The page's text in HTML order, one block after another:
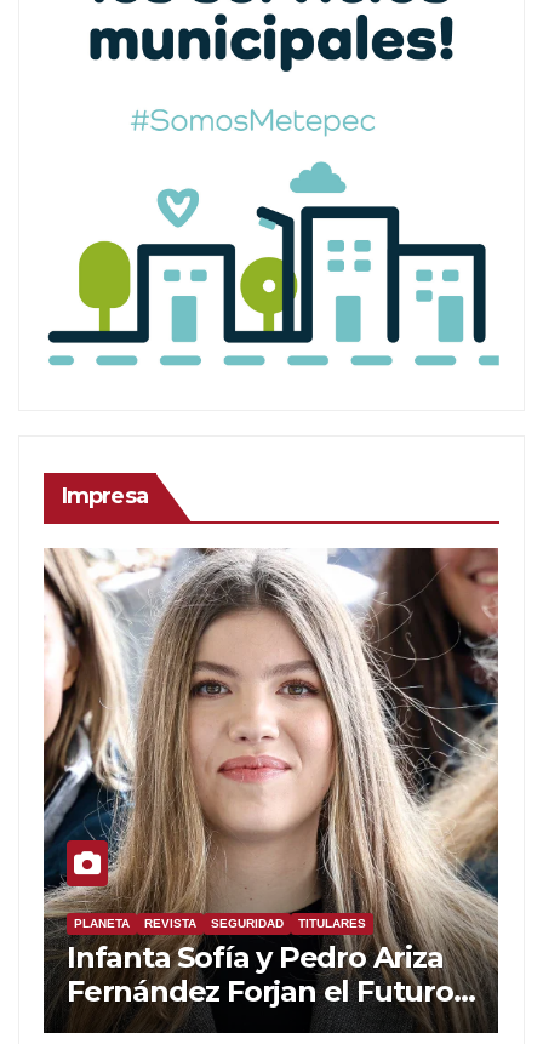
Impresa
PLANETA REVISTA SEGURIDAD TITULARES
Infanta Sofía y Pedro Ariza
Fernández Forjan el Futuro
de la Soberanía Real